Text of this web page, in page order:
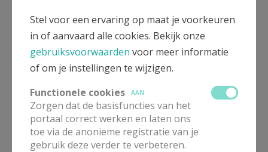
Deuzeldlaan 80, 2900 Schoten
Stel voor een ervaring op maat je voorkeuren
in of aanvaard alle cookies. Bekijk onze
gebruiksvoorwaarden voor meer informatie
of om je instellingen te wijzigen.
Functionele cookies
AAN
Zorgen dat de basisfuncties van het
portaal correct werken en laten ons
toe via de anonieme registratie van je
gebruik deze verder te verbeteren.